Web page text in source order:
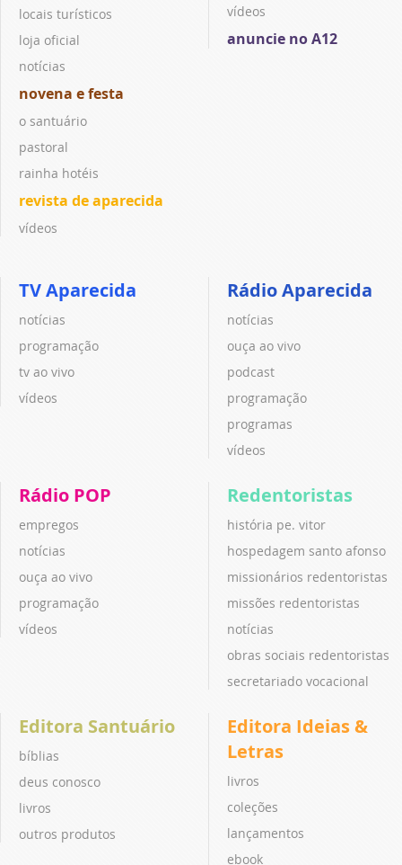
locais turísticos
loja oficial
notícias
novena e festa
o santuário
pastoral
rainha hotéis
revista de aparecida
vídeos
vídeos
anuncie no A12
TV Aparecida
notícias
programação
tv ao vivo
vídeos
Rádio Aparecida
notícias
ouça ao vivo
podcast
programação
programas
vídeos
Rádio POP
empregos
notícias
ouça ao vivo
programação
vídeos
Redentoristas
história pe. vitor
hospedagem santo afonso
missionários redentoristas
missões redentoristas
notícias
obras sociais redentoristas
secretariado vocacional
Editora Santuário
bíblias
deus conosco
livros
outros produtos
Editora Ideias &
Letras
livros
coleções
lançamentos
ebook